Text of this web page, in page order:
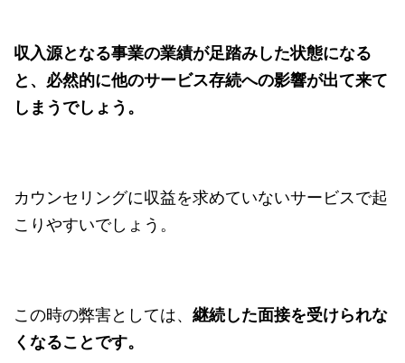
収入源となる事業の業績が足踏みした状態になる
と、必然的に他のサービス存続への影響が出て来て
しまうでしょう。
カウンセリングに収益を求めていないサービスで起
こりやすいでしょう。
この時の弊害としては、 継続した面接を受けられな
くなることです。